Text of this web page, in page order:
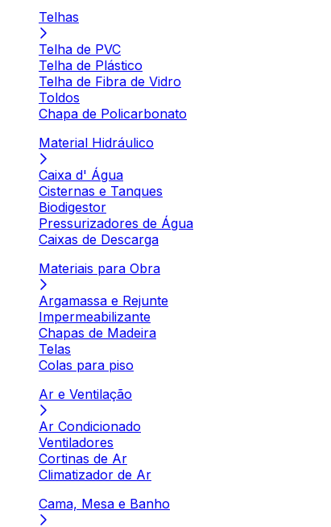
Telhas
Telha de PVC
Telha de Plástico
Telha de Fibra de Vidro
Toldos
Chapa de Policarbonato
Material Hidráulico
Caixa d' Água
Cisternas e Tanques
Biodigestor
Pressurizadores de Água
Caixas de Descarga
Materiais para Obra
Argamassa e Rejunte
Impermeabilizante
Chapas de Madeira
Telas
Colas para piso
Ar e Ventilação
Ar Condicionado
Ventiladores
Cortinas de Ar
Climatizador de Ar
Cama, Mesa e Banho